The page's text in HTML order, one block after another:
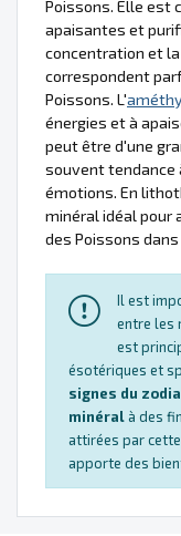
Poissons. Elle est
apaisantes et
concentration et
correspondent
Poissons. L'
énergies et à
peut être d'une
souvent tendance
émotions. En
minéral idéal pour
des Poissons
Il est
entre les
est
ésotériques et
signes du
minéralà des
attirées par
apporte des